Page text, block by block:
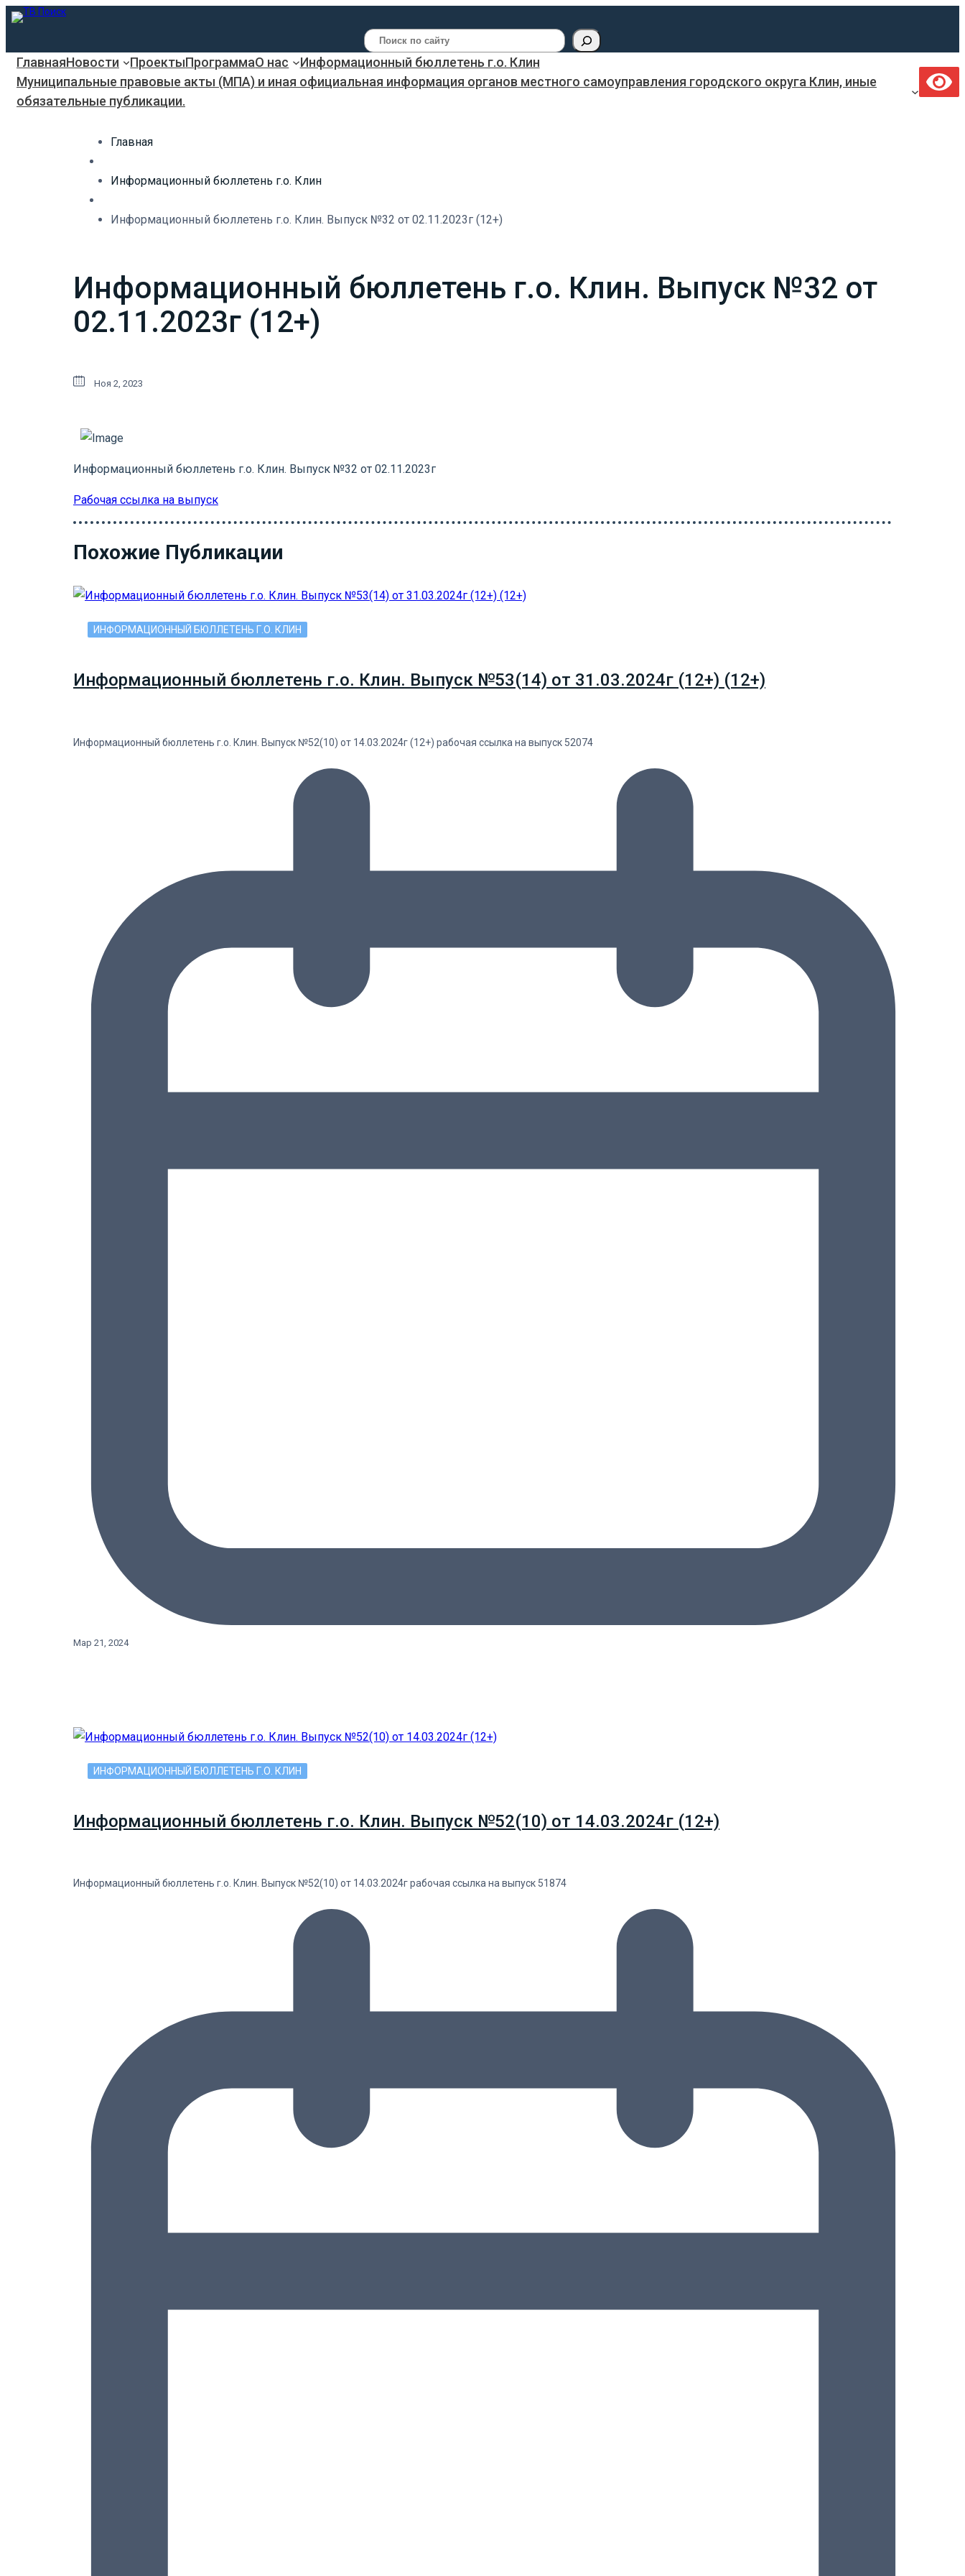
Поиск
ГлавнаяНовости ПроектыПрограммаО нас
Информационный бюллетень г.о. Клин
Муниципальные правовые акты (МПА) и иная официальная информация органов местного самоуправления городского округа Клин, иные
обязательные публикации.
Главная
Информационный бюллетень г.о. Клин
Информационный бюллетень г.о. Клин. Выпуск №32 от 02.11.2023г (12+)
Информационный бюллетень г.о. Клин. Выпуск №32 от
02.11.2023г (12+)
Ноя 2, 2023
Информационный бюллетень г.о. Клин. Выпуск №32 от 02.11.2023г
Рабочая ссылка на выпуск
Похожие Публикации
ИНФОРМАЦИОННЫЙ БЮЛЛЕТЕНЬ Г.О. КЛИН
Информационный бюллетень г.о. Клин. Выпуск №53(14) от 31.03.2024г (12+) (12+)
Информационный бюллетень г.о. Клин. Выпуск №52(10) от 14.03.2024г (12+) рабочая ссылка на выпуск 52074
Мар 21, 2024
ИНФОРМАЦИОННЫЙ БЮЛЛЕТЕНЬ Г.О. КЛИН
Информационный бюллетень г.о. Клин. Выпуск №52(10) от 14.03.2024г (12+)
Информационный бюллетень г.о. Клин. Выпуск №52(10) от 14.03.2024г рабочая ссылка на выпуск 51874